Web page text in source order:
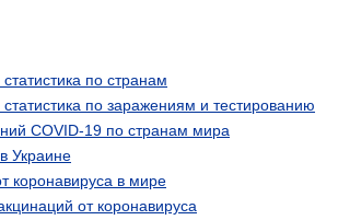
по странам
по заражениям и тестированию
COVID-19 по странам мира
Украине
коронавируса в мире
от коронавируса